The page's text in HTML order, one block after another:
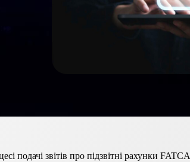
подачі звітів про підзвітні рахунки FATCA